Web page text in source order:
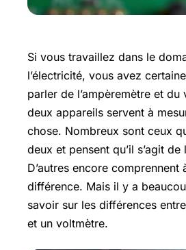
Si vous travaillez dans le
l’électricité, vous avez
parler de l’ampèremètre et du
deux appareils servent à
chose. Nombreux sont ceux
deux et pensent qu’il s’agit
D’autres encore comprennent
différence. Mais il y a
savoir sur les différences
et un voltmètre.